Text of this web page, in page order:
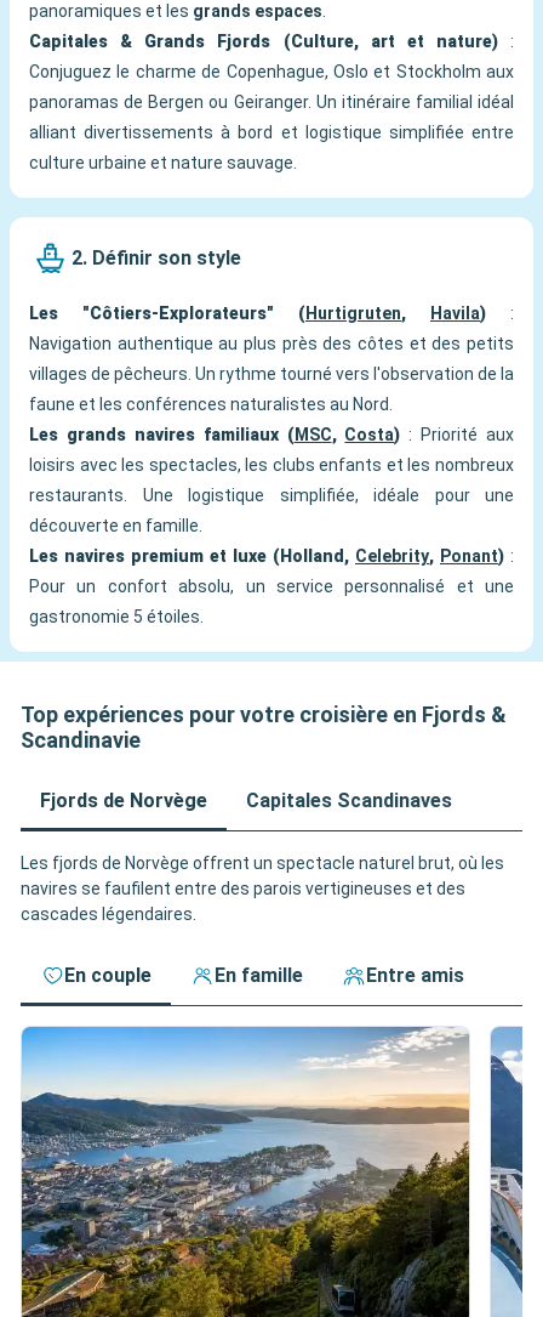
panoramiques et les grands espaces.
Capitales & Grands Fjords (Culture, art et nature):
Conjuguez le charme de Copenhague, Oslo et Stockholm aux
panoramas de Bergen ou Geiranger. Un itinéraire familial idéal
alliant divertissements à bord et logistique simplifiée entre
culture urbaine et nature sauvage.
2. Définir son style
Les "Côtiers-Explorateurs" (Hurtigruten, Havila) :
Navigation authentique au plus près des côtes et des petits
villages de pêcheurs. Un rythme tourné vers l'observation de la
faune et les conférences naturalistes au Nord.
Les grands navires familiaux (MSC, Costa) : Priorité aux
loisirs avec les spectacles, les clubs enfants et les nombreux
restaurants. Une logistique simplifiée, idéale pour une
découverte en famille.
Les navires premium et luxe (Holland, Celebrity, Ponant) :
Pour un confort absolu, un service personnalisé et une
gastronomie 5 étoiles.
Top expériences pour votre croisière en Fjords &
Scandinavie
Fjords de Norvège Capitales Scandinaves
Les fjords de Norvège offrent un spectacle naturel brut, où les
navires se faufilent entre des parois vertigineuses et des
cascades légendaires.
En couple En famille Entre amis